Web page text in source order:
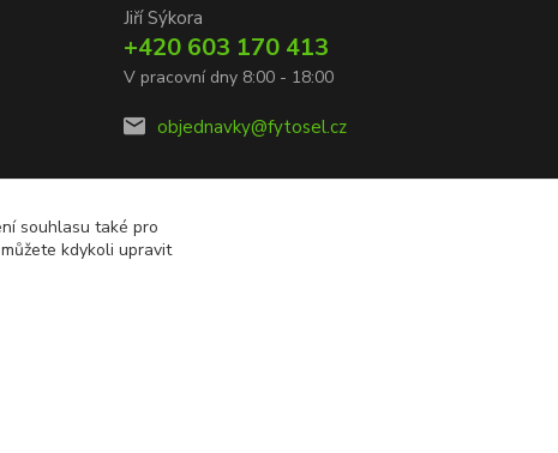
Jiří Sýkora
+420 603 170 413
V pracovní dny 8:00 - 18:00
objednavky@fytosel.cz
souhlasu také pro
kdykoli upravit